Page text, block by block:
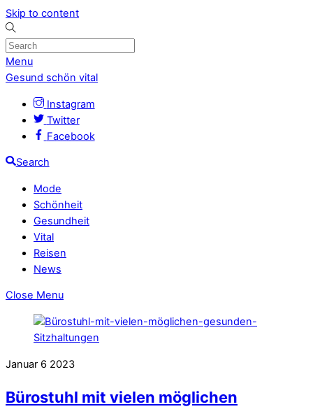
Skip to content
Menu
Gesund schön vital
Instagram
Twitter
Facebook
Search
Mode
Schönheit
Gesundheit
Vital
Reisen
News
Close Menu
Januar 6 2023
Bürostuhl mit vielen möglichen